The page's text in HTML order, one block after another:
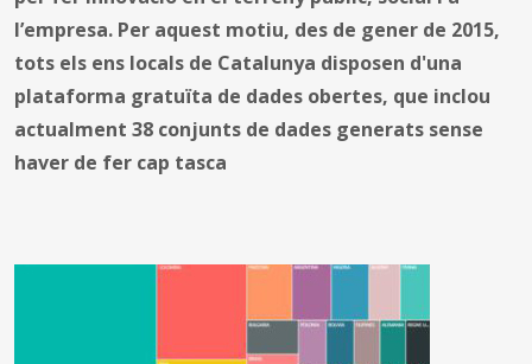
l’empresa. Per aquest motiu, des de gener de 2015,
tots els ens locals de Catalunya disposen d'una
plataforma gratuïta de dades obertes, que inclou
actualment 38 conjunts de dades generats sense
haver de fer cap tasca